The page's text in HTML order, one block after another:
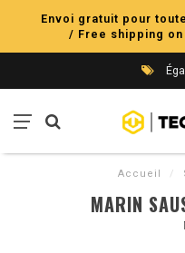
Envoi gratuit pour
/ Free shipping
Accueil /
MARIN